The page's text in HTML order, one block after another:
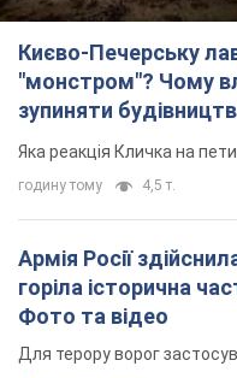
Києво-Печерську
"монстром"? Чому
зупиняти
"московського
Яка реакція Кличка на
годину тому 4,5 т.
Армія Росії
горіла історична
Фото та відео
Для терору ворог